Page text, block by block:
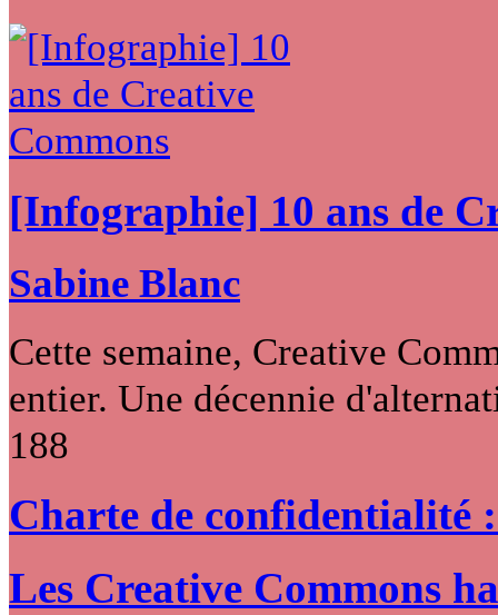
[Infographie] 10 ans de
Sabine Blanc
Cette semaine, Creative
entier. Une décennie
188
Charte de confidentialité
Les Creative Commons